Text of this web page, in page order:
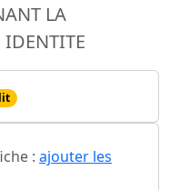
LA
: ajouter les